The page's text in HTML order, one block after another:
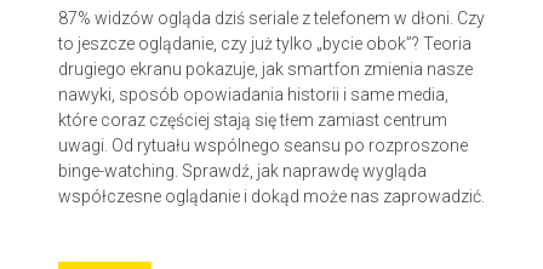
87% widzów ogląda dziś seriale z telefonem w dłoni. Czy
to jeszcze oglądanie, czy już tylko „bycie obok”? Teoria
drugiego ekranu pokazuje, jak smartfon zmienia nasze
nawyki, sposób opowiadania historii i same media,
które coraz częściej stają się tłem zamiast centrum
uwagi. Od rytuału wspólnego seansu po rozproszone
binge-watching. Sprawdź, jak naprawdę wygląda
współczesne oglądanie i dokąd może nas zaprowadzić.